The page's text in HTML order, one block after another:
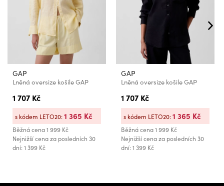
GAP
Lněná oversize košile GAP
1 707 Kč
Běžná cena1 999 Kč
Nejnižší cena za posledních 30
dní: 1 399 Kč
s kódem LETO20:1 365 Kč
GAP
Lněná oversize košile GAP
1 707 Kč
Běžná cena1 999 Kč
Nejnižší cena za posledních 30
dní: 1 399 Kč
s kódem LETO20:1 365 Kč